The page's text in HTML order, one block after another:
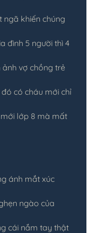
ngã khiến chúng
đình 5 người thì 4
ảnh vợ chồng trẻ
có cháu mới chỉ
lớp 8 mà mất
ánh mắt xúc
ngào của
cái nắm tay thật